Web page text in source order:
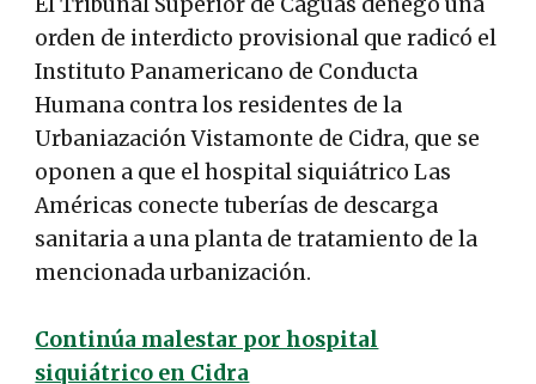
orden de interdicto provisional que radicó el
Instituto Panamericano de Conducta
Humana contra los residentes de la
Urbaniazación Vistamonte de Cidra, que se
oponen a que el hospital siquiátrico Las
Américas conecte tuberías de descarga
sanitaria a una planta de tratamiento de la
mencionada urbanización.
Continúa malestar por hospital
siquiátrico en Cidra